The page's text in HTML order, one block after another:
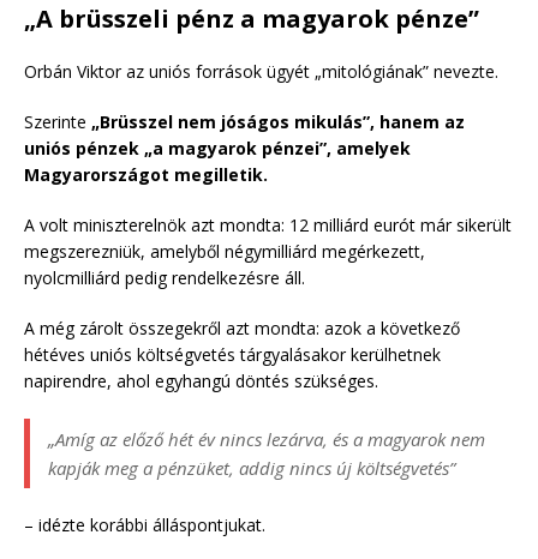
„A brüsszeli pénz a magyarok pénze”
Orbán Viktor az uniós források ügyét „mitológiának” nevezte.
Szerinte „Brüsszel nem jóságos mikulás”, hanem az
uniós pénzek „a magyarok pénzei”, amelyek
Magyarországot megilletik.
A volt miniszterelnök azt mondta: 12 milliárd eurót már sikerült
megszerezniük, amelyből négymilliárd megérkezett,
nyolcmilliárd pedig rendelkezésre áll.
A még zárolt összegekről azt mondta: azok a következő
hétéves uniós költségvetés tárgyalásakor kerülhetnek
napirendre, ahol egyhangú döntés szükséges.
„Amíg az előző hét év nincs lezárva, és a magyarok nem
kapják meg a pénzüket, addig nincs új költségvetés”
– idézte korábbi álláspontjukat.